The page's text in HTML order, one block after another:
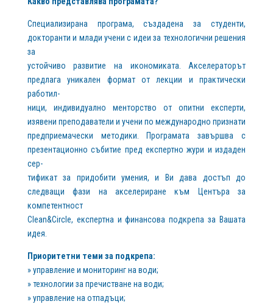
Специализирана програма, създадена за студенти,
докторанти и млади учени с идеи за технологични решения
за
устойчиво развитие на икономиката. Акселераторът
предлага уникален формат от лекции и практически
работил-
ници, индивидуално менторство от опитни експерти,
изявени преподаватели и учени по международно признати
предприемачески методики. Програмата завършва с
презентационно събитие пред експертно жури и издаден
сер-
тификат за придобити умения, и Ви дава достъп до
следващи фази на акселериране към Центъра за
компетентност
Clean&Circle, експертна и финансова подкрепа за Вашата
идея.
Приоритетни теми за подкрепа:
» управление и мониторинг на води;
» технологии за пречистване на води;
» управление на отпадъци;